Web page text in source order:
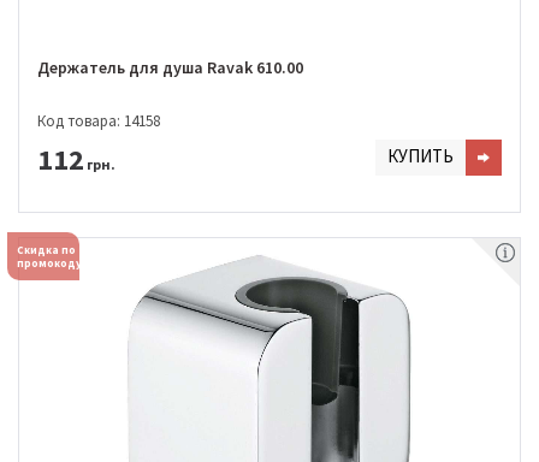
Держатель для душа Ravak 610.00
Код товара: 14158
112 грн. КУПИТЬ
Скидка по
промокоду